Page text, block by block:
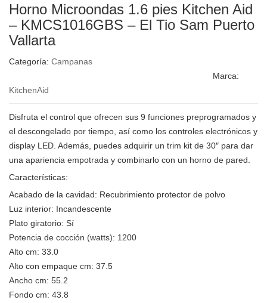
Horno Microondas 1.6 pies Kitchen Aid
– KMCS1016GBS – El Tio Sam Puerto
Vallarta
Categoría: Campanas
Marca:
KitchenAid
Disfruta el control que ofrecen sus 9 funciones preprogramados y
el descongelado por tiempo, así como los controles electrónicos y
display LED. Además, puedes adquirir un trim kit de 30″ para dar
una apariencia empotrada y combinarlo con un horno de pared.
Características:
Acabado de la cavidad: Recubrimiento protector de polvo
Luz interior: Incandescente
Plato giratorio: Sí
Potencia de cocción (watts): 1200
Alto cm: 33.0
Alto con empaque cm: 37.5
Ancho cm: 55.2
Fondo cm: 43.8